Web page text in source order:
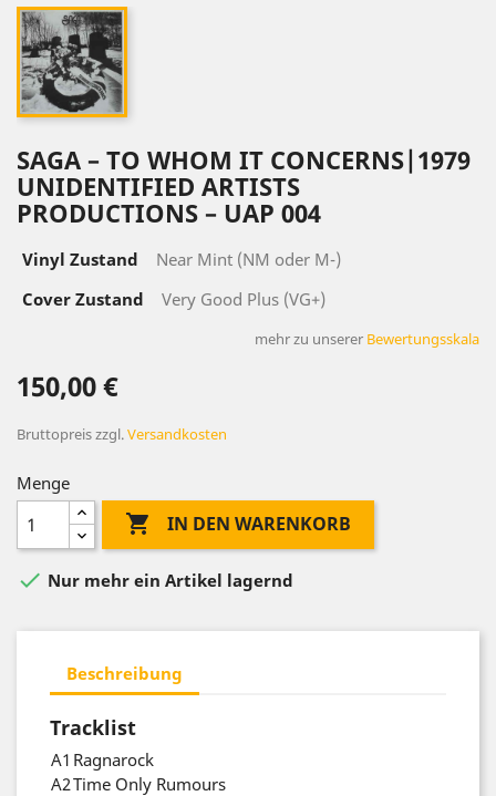
SAGA ‎– TO WHOM IT CONCERNS|1979
UNIDENTIFIED ARTISTS
PRODUCTIONS ‎– UAP 004
Vinyl Zustand
Near Mint (NM oder M-)
Cover Zustand
Very Good Plus (VG+)
mehr zu unserer Bewertungsskala
150,00 €
Bruttopreiszzgl.Versandkosten
Menge
 IN DEN WARENKORB
 Nur mehr ein Artikel lagernd
Beschreibung
Tracklist
A1 Ragnarock
A2Time Only Rumours